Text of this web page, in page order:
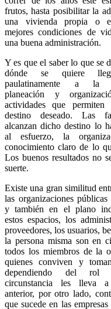
frutos, hasta posibilitar la
una vivienda propia o
mejores condiciones de
una buena administración.
Y es que el saber lo que se
dónde se quiere
paulatinamente a la
planeación y
actividades que permiten
destino deseado. Las
alcanzan dicho destino lo
al esfuerzo, la
conocimiento claro de lo
Los buenos resultados no
suerte.
Existe una gran similitud
las organizaciones públicas
y también en el plano
estos espacios, los
proveedores, los usuarios,
la persona misma son en
todos los miembros de la
quienes conviven y
dependiendo del rol
circunstancia les lleva
anterior, por otro lado,
que sucede en las